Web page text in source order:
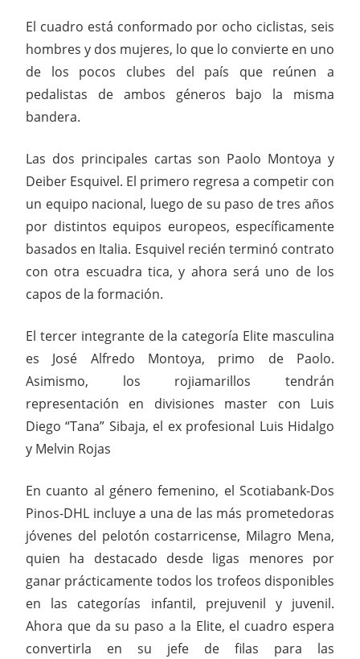
El cuadro está conformado por ocho ciclistas, seis
hombres y dos mujeres, lo que lo convierte en uno
de los pocos clubes del país que reúnen a
pedalistas de ambos géneros bajo la misma
bandera.
Las dos principales cartas son Paolo Montoya y
Deiber Esquivel. El primero regresa a competir con
un equipo nacional, luego de su paso de tres años
por distintos equipos europeos, específicamente
basados en Italia. Esquivel recién terminó contrato
con otra escuadra tica, y ahora será uno de los
capos de la formación.
El tercer integrante de la categoría Elite masculina
es José Alfredo Montoya, primo de Paolo.
Asimismo, los rojiamarillos tendrán
representación en divisiones master con Luis
Diego “Tana” Sibaja, el ex profesional Luis Hidalgo
y Melvin Rojas
En cuanto al género femenino, el Scotiabank-Dos
Pinos-DHL incluye a una de las más prometedoras
jóvenes del pelotón costarricense, Milagro Mena,
quien ha destacado desde ligas menores por
ganar prácticamente todos los trofeos disponibles
en las categorías infantil, prejuvenil y juvenil.
Ahora que da su paso a la Elite, el cuadro espera
convertirla en su jefe de filas para las